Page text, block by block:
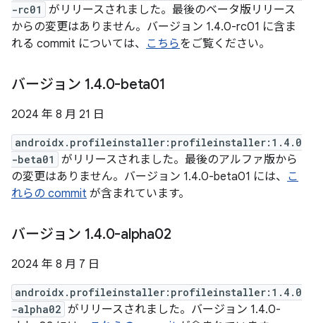
-rc01
がリリースされました。最後のベータ版リリース
からの変更はありません。バージョン 1.4.0-rc01 に含ま
れる commit については、 こちらをご覧ください。
バージョン 1.4.0-beta01
2024 年 8 月 21 日
androidx.profileinstaller:profileinstaller:1.4.0
-beta01
がリリースされました。最後のアルファ版から
の変更はありません。バージョン 1.4.0-beta01 には、 こ
れらの commit が含まれています。
バージョン 1.4.0-alpha02
2024 年 8 月 7 日
androidx.profileinstaller:profileinstaller:1.4.0
-alpha02 がリリースされました。バージョン 1.4.0-